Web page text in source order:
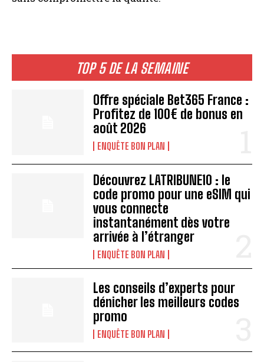
TOP 5 DE LA SEMAINE
Offre spéciale Bet365 France :
Profitez de 100€ de bonus en
août 2026
ENQUÊTE BON PLAN
Découvrez LATRIBUNE10 : le
code promo pour une eSIM qui
vous connecte
instantanément dès votre
arrivée à l’étranger
ENQUÊTE BON PLAN
Les conseils d’experts pour
dénicher les meilleurs codes
promo
ENQUÊTE BON PLAN